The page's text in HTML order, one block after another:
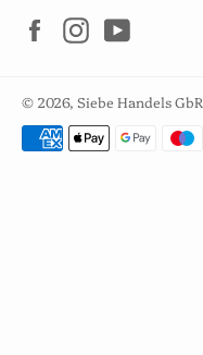
FacebookInstagram
© 2026, Siebe Handels GbR
Zahlungsarten